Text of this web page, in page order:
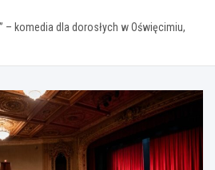
– komedia dla dorosłych w Oświęcimiu,